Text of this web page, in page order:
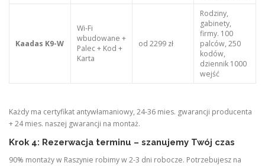
Kaadas K9-W
Wi-Fi
wbudowane +
Palec + Kod +
Karta
od 2299 zł
Rodziny,
gabinety,
firmy. 100
palców, 250
kodów,
dziennik 1000
wejść
Każdy ma certyfikat antywłamaniowy, 24-36 mies. gwarancji producenta
+ 24 mies. naszej gwarancji na montaż.
Krok 4: Rezerwacja terminu – szanujemy Twój czas
90% montaży w Raszynie robimy w 2-3 dni robocze. Potrzebujesz na